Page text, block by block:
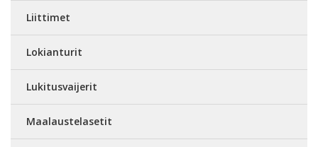
Liittimet
Lokianturit
Lukitusvaijerit
Maalaustelasetit